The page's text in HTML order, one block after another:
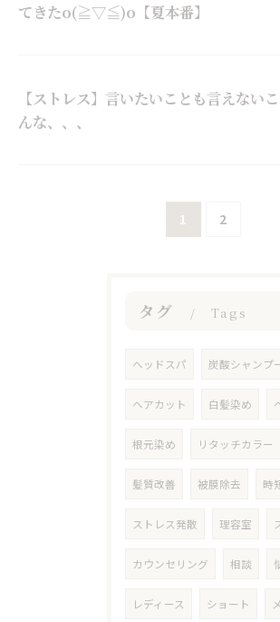
てきたo(≧▽≦)o【夏本番】
【ストレス】言いたいことも言えないこ
んな、、、
1 2
タグ Tags
ヘッドスパ 炭酸シャンプ
ヘアカット 白髪染め
根元染め リタッチカラー
髪質改善 被膜除去 時
ストレス発散 理容室
カウンセリング 相談
レディース ショート